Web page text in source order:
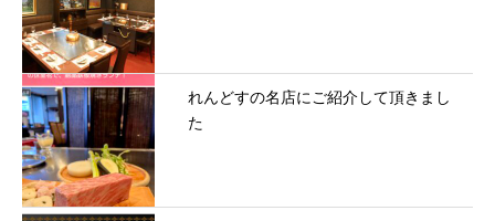
れんどすの名店にご紹介して頂きまし
た